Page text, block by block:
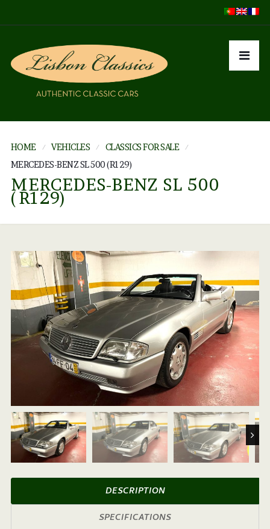
HOME VEHICLES
CLASSICS FOR SALE
MERCEDES-BENZ SL 500 (R129)
MERCEDES-BENZ SL 500
(R129)
Next
DESCRIPTION
SPECIFICATIONS